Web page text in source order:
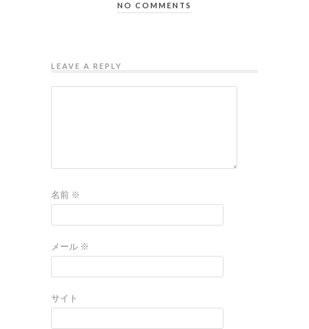
NO COMMENTS
LEAVE A REPLY
名前 ※
メール ※
サイト